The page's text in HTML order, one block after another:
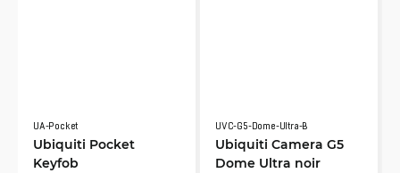
UA-Pocket
Ubiquiti Pocket
Keyfob
UVC-G5-Dome-Ultra-B
Ubiquiti Camera G5
Dome Ultra noir